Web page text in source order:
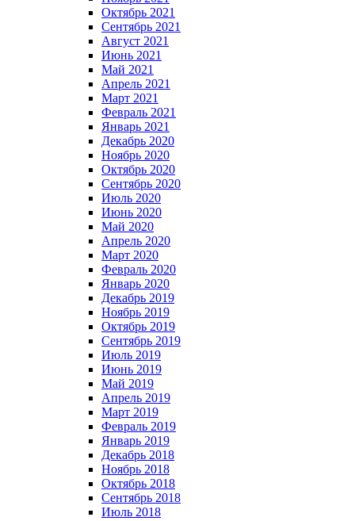
Октябрь 2021
Сентябрь 2021
Август 2021
Июнь 2021
Май 2021
Апрель 2021
Март 2021
Февраль 2021
Январь 2021
Декабрь 2020
Ноябрь 2020
Октябрь 2020
Сентябрь 2020
Июль 2020
Июнь 2020
Май 2020
Апрель 2020
Март 2020
Февраль 2020
Январь 2020
Декабрь 2019
Ноябрь 2019
Октябрь 2019
Сентябрь 2019
Июль 2019
Июнь 2019
Май 2019
Апрель 2019
Март 2019
Февраль 2019
Январь 2019
Декабрь 2018
Ноябрь 2018
Октябрь 2018
Сентябрь 2018
Июль 2018